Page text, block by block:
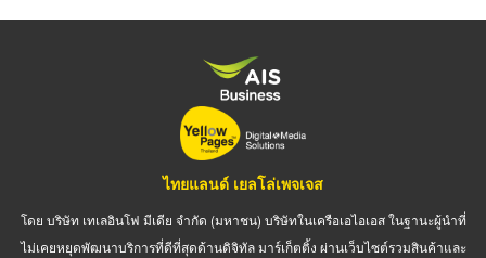
ไทยแลนด์ เยลโล่เพจเจส
โดย บริษัท เทเลอินโฟ มีเดีย จำกัด (มหาชน) บริษัทในเครือเอไอเอส ในฐานะผู้นำที่
ไม่เคยหยุดพัฒนาบริการที่ดีที่สุดด้านดิจิทัล มาร์เก็ตติ้ง ผ่านเว็บไซต์รวมสินค้าและ